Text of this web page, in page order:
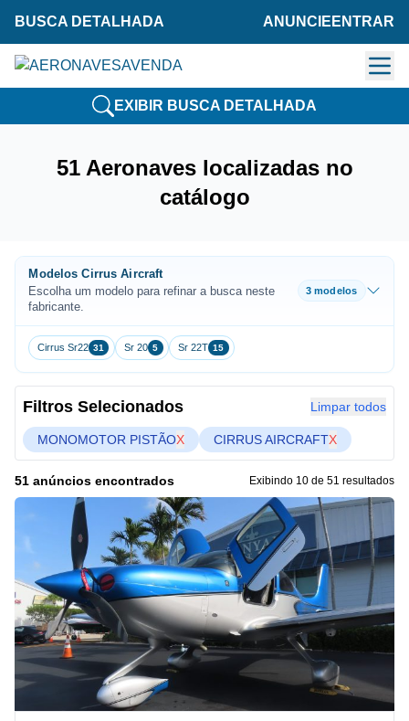
BUSCA DETALHADA ANUNCIE ENTRAR
EXIBIR BUSCA DETALHADA
51 Aeronaves localizadas no
catálogo
Modelos Cirrus Aircraft
Escolha um modelo para refinar a busca neste
fabricante.
3 modelos
Cirrus Sr22 31 Sr 20 5 Sr 22T 15
Filtros Selecionados Limpar todos
MONOMOTOR PISTÃOX CIRRUS AIRCRAFTX
51 anúncios encontrados Exibindo 10 de 51 resultados